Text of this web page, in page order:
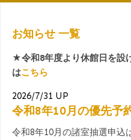
お知らせ 一覧
★令和8年度より休館日を設
はこちら
2026/7/31 UP
令和8年10月の優先予
令和8年10月の諸室抽選申込